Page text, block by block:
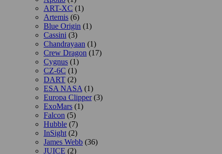
ART-XC (1)
Artemis (6)
Blue Origin (1)
Cassini (3)
Chandrayaan (1)
Crew Dragon (17)
Cygnus (1)
CZ-6C (1)
DART (2)
ESA NASA (1)
Europa Clipper(3)
ExoMars (1)
Falcon (5)
Hubble (7)
InSight (2)
James Webb (36)
JUICE (2)